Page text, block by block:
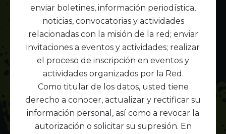
Mientras tanto, te invitamos a seguir explorando
nuestro trabajo y a sumarte a nuestras redes
para estar al tanto de las próximas acciones.
Volver al Inicio
enviar boletines, información periodística,
noticias, convocatorias y actividades
relacionadas con la misión de la red; enviar
invitaciones a eventos y actividades; realizar
el proceso de inscripción en eventos y
actividades organizados por la Red.
Como titular de los datos, usted tiene
derecho a conocer, actualizar y rectificar su
información personal, así como a revocar la
autorización o solicitar su supresión. En